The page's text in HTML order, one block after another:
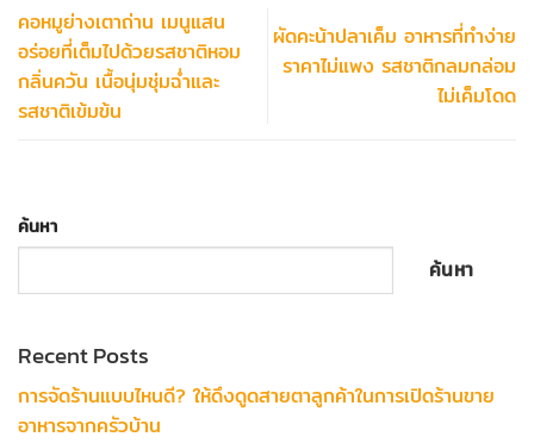
คอหมูย่างเตาถ่าน เมนูแสน
อร่อยที่เต็มไปด้วยรสชาติหอม
กลิ่นควัน เนื้อนุ่มชุ่มฉ่ำและ
รสชาติเข้มข้น
ผัดคะน้าปลาเค็ม อาหารที่ทำง่าย
ราคาไม่แพง รสชาติกลมกล่อม
ไม่เค็มโดด
ค้นหา
ค้นหา
Recent Posts
การจัดร้านแบบไหนดี? ให้ดึงดูดสายตาลูกค้าในการเปิดร้านขาย
อาหารจากครัวบ้าน